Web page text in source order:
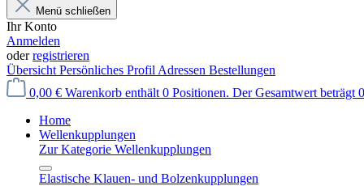
Menü schließen
Ihr Konto
Anmelden
oderregistrieren
Übersicht Persönliches Profil Adressen Bestellungen
0,00 € Warenkorb enthält 0 Positionen. Der Gesamtwert beträgt
Home
Wellenkupplungen
Zur Kategorie Wellenkupplungen
Elastische Klauen- und Bolzenkupplungen